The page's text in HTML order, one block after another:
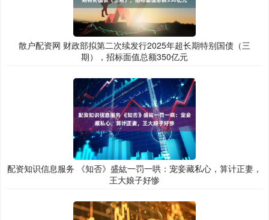
散户配资网 财政部拟第二次续发行2025年超长期特别国债（三
期），招标面值总额350亿元
配资知识信息服务 《知否》盛紘一罚一哄：宠妾藏私心，算计正妻，
王大娘子好惨